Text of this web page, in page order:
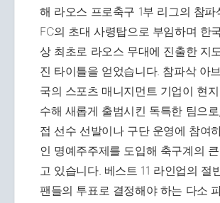
해 라오스 프로축구 1부 리그의 참파
FC의 초대 사령탑으로 부임하며 한
상 최초로 라오스 무대에 진출한 지
진 타이틀을 얻었습니다. 참파삭 아
국의 스포츠 매니지먼트 기업이 현
수해 새롭게 출범시킨 독특한 팀으
접 선수 선발이나 구단 운영에 참여
인 명예주주제를 도입해 축구계의
고 있습니다. 베스트 11 라인업의 절
팬들의 투표로 결정해야 하는 다소